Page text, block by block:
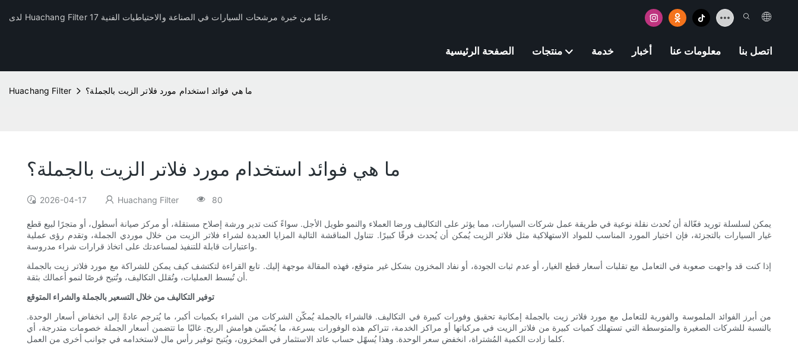
لدى Huachang Filter 17 عامًا من خبرة مرشحات السيارات في الصناعة والاحتياطيات الفنية.
الصفحة الرئيسية منتجات خدمة أخبار معلومات عنا اتصل بنا
Huachang Filter ما هي فوائد استخدام مورد فلاتر الزيت بالجملة؟
ما هي فوائد استخدام مورد فلاتر الزيت بالجملة؟
2026-04-17 Huachang Filter 80
يمكن لسلسلة توريد فعّالة أن تُحدث نقلة نوعية في طريقة عمل شركات السيارات، مما يؤثر على التكاليف ورضا العملاء والنمو طويل الأجل. سواءً كنت تدير ورشة إصلاح مستقلة، أو مركز صيانة أسطول، أو متجرًا لبيع قطع
غيار السيارات بالتجزئة، فإن اختيار المورد المناسب للمواد الاستهلاكية مثل فلاتر الزيت يُمكن أن يُحدث فرقًا كبيرًا. تتناول المناقشة التالية المزايا العديدة لشراء فلاتر الزيت من خلال موردي الجملة، وتقدم رؤى عملية
واعتبارات قابلة للتنفيذ لمساعدتك على اتخاذ قرارات شراء مدروسة.
إذا كنت قد واجهت صعوبة في التعامل مع تقلبات أسعار قطع الغيار، أو عدم ثبات الجودة، أو نفاد المخزون بشكل غير متوقع، فهذه المقالة موجهة إليك. تابع القراءة لتكتشف كيف يمكن للشراكة مع مورد فلاتر زيت بالجملة
أن تُبسط العمليات، وتُقلل التكاليف، وتُتيح فرصًا لنمو أعمالك بثقة.
توفير التكاليف من خلال التسعير بالجملة والشراء المتوقع
من أبرز الفوائد الملموسة والفورية للتعامل مع مورد فلاتر زيت بالجملة إمكانية تحقيق وفورات كبيرة في التكاليف. فالشراء بالجملة يُمكّن الشركات من الشراء بكميات أكبر، ما يُترجم عادةً إلى انخفاض أسعار الوحدة.
بالنسبة للشركات الصغيرة والمتوسطة التي تستهلك كميات كبيرة من فلاتر الزيت في مركباتها أو مراكز الخدمة، تتراكم هذه الوفورات بسرعة، ما يُحسّن هوامش الربح. غالبًا ما تتضمن أسعار الجملة خصومات متدرجة، أي
كلما زادت الكمية المُشتراة، انخفض سعر الوحدة. وهذا يُسهّل حساب عائد الاستثمار في المخزون، ويُتيح توفير رأس مال لاستخدامه في جوانب أخرى من العمل.